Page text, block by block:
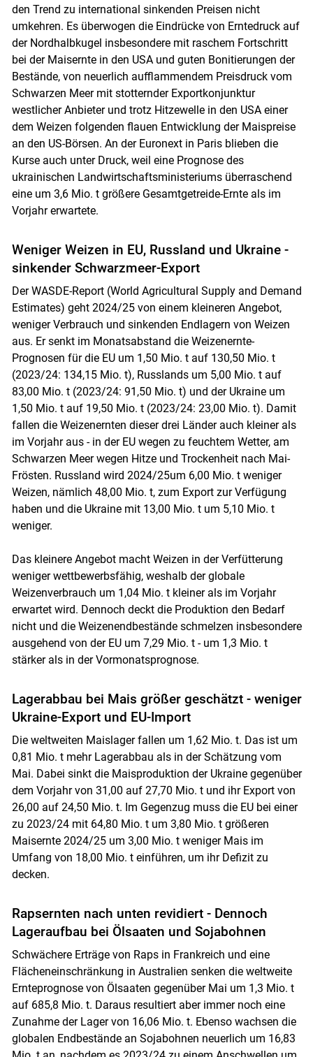
Skip to main content
den Trend zu international sinkenden Preisen nicht
umkehren. Es überwogen die Eindrücke von Erntedruck auf
der Nordhalbkugel insbesondere mit raschem Fortschritt
bei der Maisernte in den USA und guten Bonitierungen der
Bestände, von neuerlich aufflammendem Preisdruck vom
Schwarzen Meer mit stotternder Exportkonjunktur
westlicher Anbieter und trotz Hitzewelle in den USA einer
dem Weizen folgenden flauen Entwicklung der Maispreise
an den US-Börsen. An der Euronext in Paris blieben die
Kurse auch unter Druck, weil eine Prognose des
ukrainischen Landwirtschaftsministeriums überraschend
eine um 3,6 Mio. t größere Gesamtgetreide-Ernte als im
Vorjahr erwartete.
Weniger Weizen in EU, Russland und Ukraine -
sinkender Schwarzmeer-Export
Der WASDE-Report (World Agricultural Supply and Demand
Estimates) geht 2024/25 von einem kleineren Angebot,
weniger Verbrauch und sinkenden Endlagern von Weizen
aus. Er senkt im Monatsabstand die Weizenernte-
Prognosen für die EU um 1,50 Mio. t auf 130,50 Mio. t
(2023/24: 134,15 Mio. t), Russlands um 5,00 Mio. t auf
83,00 Mio. t (2023/24: 91,50 Mio. t) und der Ukraine um
1,50 Mio. t auf 19,50 Mio. t (2023/24: 23,00 Mio. t). Damit
fallen die Weizenernten dieser drei Länder auch kleiner als
im Vorjahr aus - in der EU wegen zu feuchtem Wetter, am
Schwarzen Meer wegen Hitze und Trockenheit nach Mai-
Frösten. Russland wird 2024/25um 6,00 Mio. t weniger
Weizen, nämlich 48,00 Mio. t, zum Export zur Verfügung
haben und die Ukraine mit 13,00 Mio. t um 5,10 Mio. t
weniger.
Das kleinere Angebot macht Weizen in der Verfütterung
weniger wettbewerbsfähig, weshalb der globale
Weizenverbrauch um 1,04 Mio. t kleiner als im Vorjahr
erwartet wird. Dennoch deckt die Produktion den Bedarf
nicht und die Weizenendbestände schmelzen insbesondere
ausgehend von der EU um 7,29 Mio. t - um 1,3 Mio. t
stärker als in der Vormonatsprognose.
Lagerabbau bei Mais größer geschätzt - weniger
Ukraine-Export und EU-Import
Die weltweiten Maislager fallen um 1,62 Mio. t. Das ist um
0,81 Mio. t mehr Lagerabbau als in der Schätzung vom
Mai. Dabei sinkt die Maisproduktion der Ukraine gegenüber
dem Vorjahr von 31,00 auf 27,70 Mio. t und ihr Export von
26,00 auf 24,50 Mio. t. Im Gegenzug muss die EU bei einer
zu 2023/24 mit 64,80 Mio. t um 3,80 Mio. t größeren
Maisernte 2024/25 um 3,00 Mio. t weniger Mais im
Umfang von 18,00 Mio. t einführen, um ihr Defizit zu
decken.
Rapsernten nach unten revidiert - Dennoch
Lageraufbau bei Ölsaaten und Sojabohnen
Schwächere Erträge von Raps in Frankreich und eine
Flächeneinschränkung in Australien senken die weltweite
Ernteprognose von Ölsaaten gegenüber Mai um 1,3 Mio. t
auf 685,8 Mio. t. Daraus resultiert aber immer noch eine
Zunahme der Lager von 16,06 Mio. t. Ebenso wachsen die
globalen Endbestände an Sojabohnen neuerlich um 16,83